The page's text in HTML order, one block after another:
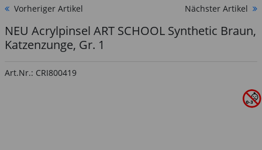
Vorheriger Artikel Nächster Artikel
NEU Acrylpinsel ART SCHOOL Synthetic Braun,
Katzenzunge, Gr. 1
Art.Nr.: CRI800419